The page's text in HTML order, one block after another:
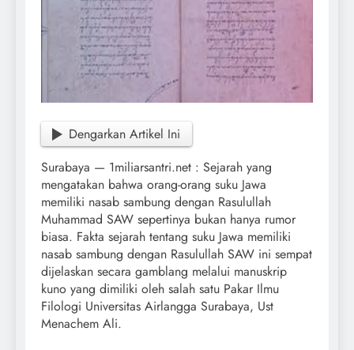
Dengarkan Artikel Ini
Surabaya — 1miliarsantri.net : Sejarah yang
mengatakan bahwa orang-orang suku Jawa
memiliki nasab sambung dengan Rasulullah
Muhammad SAW sepertinya bukan hanya rumor
biasa. Fakta sejarah tentang suku Jawa memiliki
nasab sambung dengan Rasulullah SAW ini sempat
dijelaskan secara gamblang melalui manuskrip
kuno yang dimiliki oleh salah satu Pakar Ilmu
Filologi Universitas Airlangga Surabaya, Ust
Menachem Ali.